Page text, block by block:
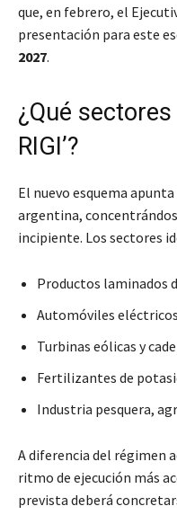
que, en febrero, el
presentación para este
2027.
¿Qué
RIGI’?
El nuevo esquema
argentina,
incipiente. Los sectores
Productos laminados
Automóviles
Turbinas eólicas y
Fertilizantes de
Industria pesquera,
A diferencia del régimen
ritmo de ejecución más
prevista deberá